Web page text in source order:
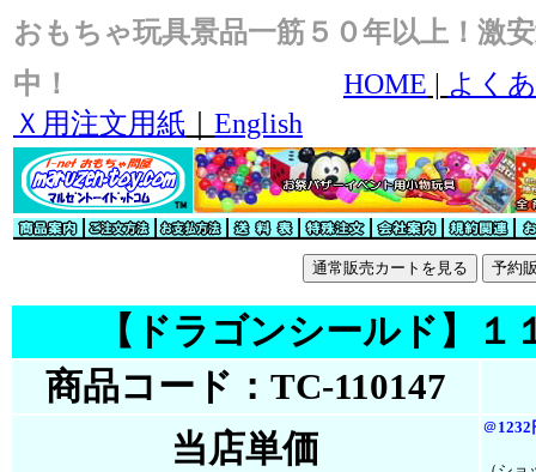
おもちゃ玩具景品一筋５０年以上！激
中！
HOME | よく
Ｘ用注文用紙
English
【ドラゴンシールド】
商品コード：TC-110147
当店単価
＠1232